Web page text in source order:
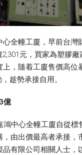
心全幢工廈，早前台灣
元，買家為塑膠
，隨着工廈售價高位
趁勢承接自用。
億
鴻中心全幢工廈自從標
由出價最高者承接，
品有限公司相關人士，